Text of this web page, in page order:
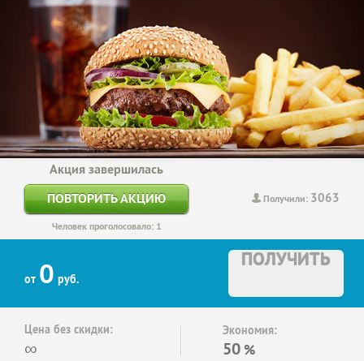
Получили: 3063
Акция завершилась
ПОВТОРИТЬ АКЦИЮ
Человек проголосовало: 1
от 0 руб.
ПОЛУЧИТЬ
Цена без скидки:
∞
Экономия:
50 %